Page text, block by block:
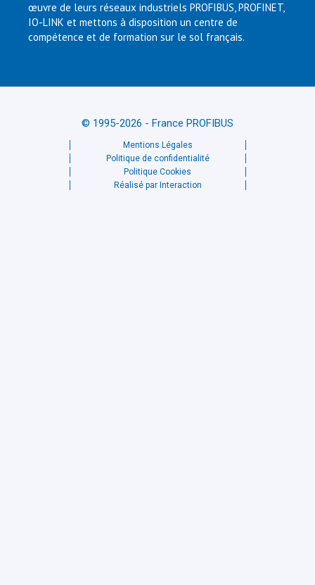
œuvre de leurs réseaux industriels PROFIBUS, PROFINET,
IO-LINK et mettons à disposition un centre de
compétence et de formation sur le sol français.
© 1995-2026 - France PROFIBUS
Mentions Légales
Politique de confidentialité
Politique Cookies
Réalisé par Interaction